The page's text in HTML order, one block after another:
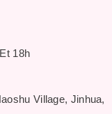
18h
Village, Jinhua,